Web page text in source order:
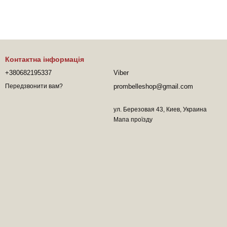
Контактна інформація
+380682195337
Передзвонити вам?
Viber
prombelleshop@gmail.com
ул. Березовая 43, Киев, Украина
Мапа проїзду